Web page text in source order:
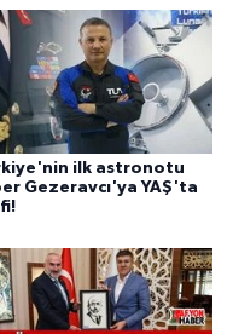
ilk astronotu
Gezeravcı'ya YAŞ'ta